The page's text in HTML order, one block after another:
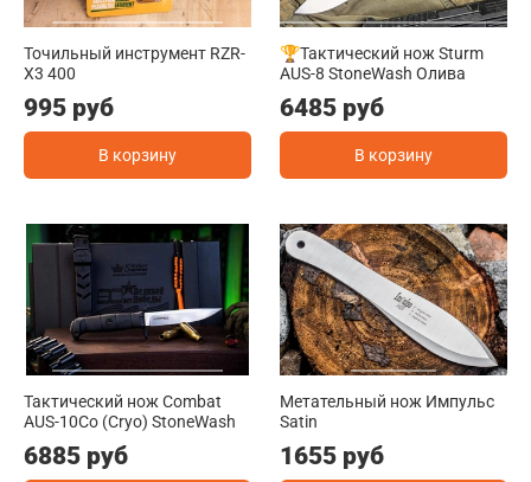
Точильный инструмент RZR-
X3 400
995 руб
В корзину
🏆Тактический нож Sturm
AUS-8 StoneWash Олива
6485 руб
В корзину
Тактический нож Combat
AUS-10Co (Cryo) StoneWash
6885 руб
Метательный нож Импульс
Satin
1655 руб